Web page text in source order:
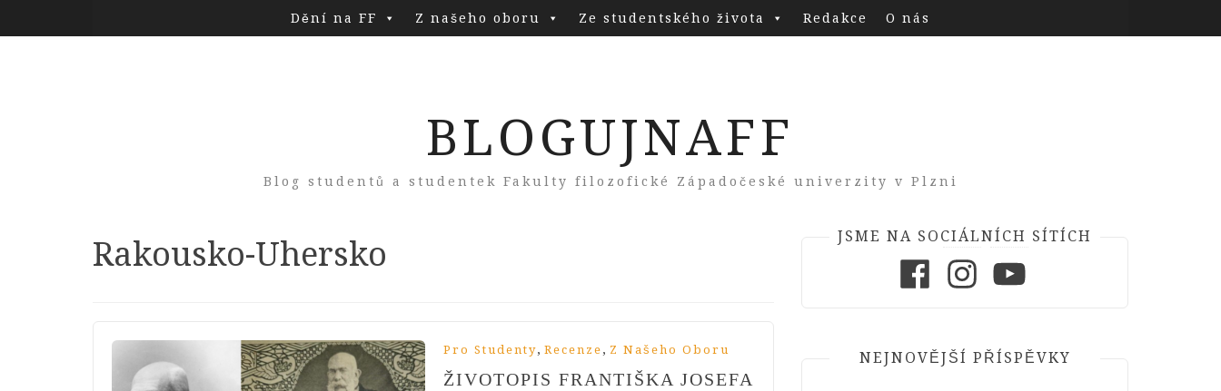
Dění na FF Z našeho oboru Ze studentského života Redakce O nás
BLOGUJNAFF
Blog studentů a studentek Fakulty filozofické Západočeské univerzity v Plzni
Tag:
Rakousko-Uhersko
Pro Studenty, Recenze , Z Našeho Oboru
ŽIVOTOPIS FRANTIŠKA JOSEFA
JSME NA SOCIÁLNÍCH SÍTÍCH
NEJNOVĚJŠÍ PŘÍSPĚVKY